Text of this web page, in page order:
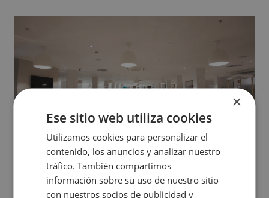
Essentia Buffet
×
Ese sitio web utiliza cookies
Utilizamos cookies para personalizar el
contenido, los anuncios y analizar nuestro
tráfico. También compartimos
información sobre su uso de nuestro sitio
con nuestros socios de publicidad y